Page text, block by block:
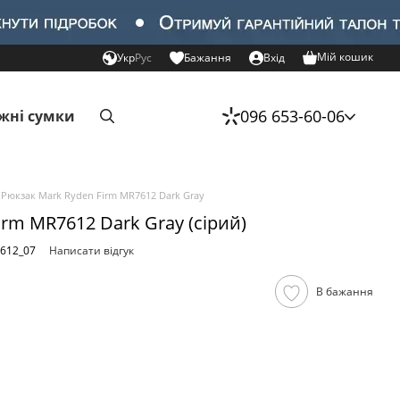
УкрРус Бажання Вхід Мій кошик
сумки 096 653-60-06
Рюкзак Mark Ryden Firm MR7612 Dark Gray
MR7612 Dark Gray (сірий)
Написати відгук
В бажання